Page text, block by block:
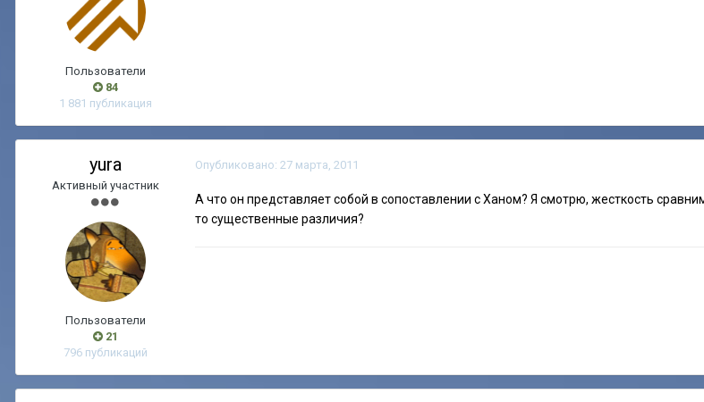
Пользователи
84
1 881 публикация
yura
Активный участник
Пользователи
21
796 публикаций
Опубликовано: 27 марта, 2011
А что он представляет собой в сопоставлении с Ханом? Я смотрю, жесткость
то существенные различия?